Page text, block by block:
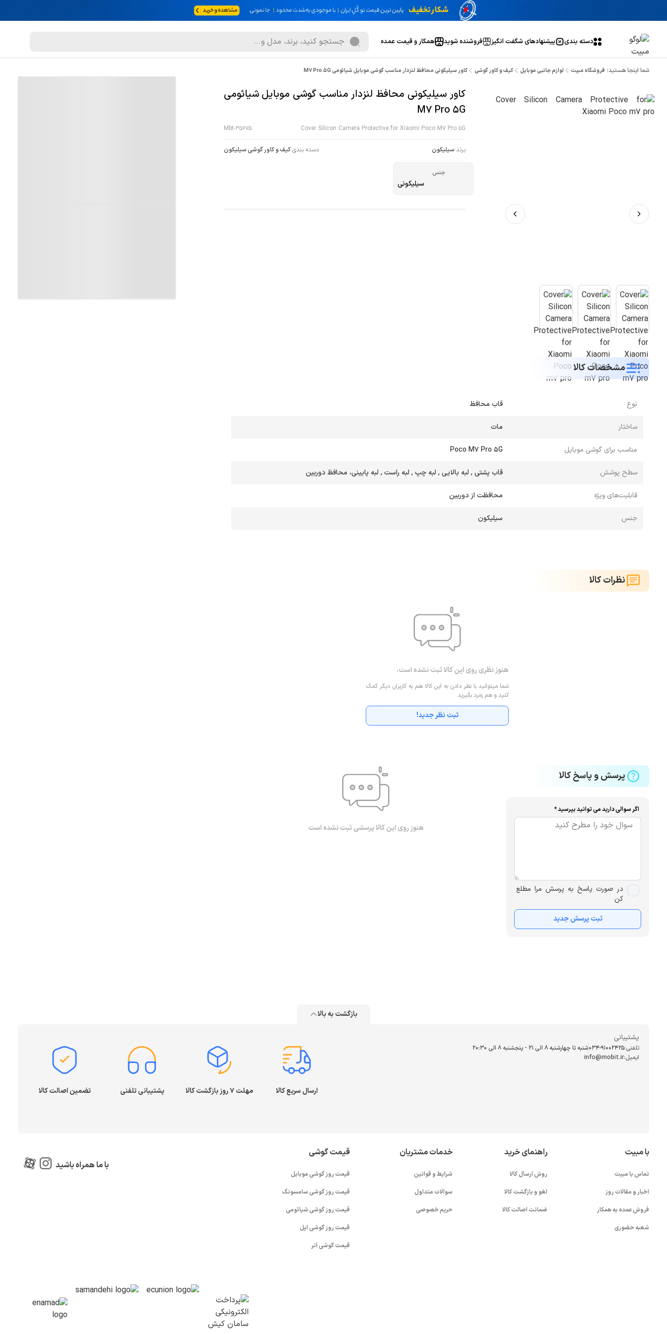
دسته بندی پیشنهاد‌های شگفت انگیز فروشنده شوید همکار و قیمت عمده
شما اینجا هستید: فروشگاه مبیت لوازم جانبی موبایل کیف و کاور گوشی کاور سیلیکونی محافظ لنزدار مناسب گوشی موبایل شیائومی M7 Pro 5G
کاور سیلیکونی محافظ لنزدار مناسب گوشی موبایل شیائومی
M7 Pro 5G
Cover Silicon Camera Protective for Xiaomi Poco M7 Pro 5G
Mbt-35675
برند:سیلیکون دسته بندی:کیف و کاور گوشی سیلیکون
جنس
سیلیکونی
مشخصات کالا
نوع قاب محافظ
ساختار مات
مناسب برای گوشی موبایل Poco M7 Pro 5G
سطح پوشش قاب پشتی , لبه بالایی , لبه چپ , لبه راست , لبه پایینی، محافظ دوربین
قابلیت‌های ویژه محافظت از دوربین
جنس سیلیکون
نظرات کالا
هنوز نظری روی این کالا ثبت نشده است.
شما میتوانید با نظر دادن به این کالا هم به کاربران دیگر کمک
کنید و هم زمرد بگیرید
ثبت نظر جدید!
پرسش و پاسخ کالا
اگر سوالی دارید می توانید بپرسید *
در صورت پاسخ به پرسش مرا مطلع
کن
ثبت پرسش جدید
هنوز روی این کالا پرسشی ثبت نشده است
بازگشت به بالا
پشتیبانی
تلفنی:034-91002425شنبه تا چهارشنبه ۸ الی ۲۱ - پنجشنبه 8 الی ۲۰:۳۰
ایمیل:info@mobit.ir
ارسال سریع کالا مهلت ۷ روز بازگشت کالا پشتیبانی تلفنی تضمین اصالت کالا
با مبیت
تماس با مبیت
اخبار و مقالات روز
فروش عمده به همکار
شعبه حضوری
راهنمای خرید
روش ارسال کالا
لغو و بازگشت کالا
ضمانت اصالت کالا
خدمات مشتریان
شرایط و قوانین
سوالات متداول
حریم خصوصی
قیمت گوشی
قیمت روز گوشی موبایل
قیمت روز گوشی سامسونگ
قیمت روز گوشی شیائومی
قیمت روز گوشی اپل
قیمت گوشی آنر
با ما همراه باشید